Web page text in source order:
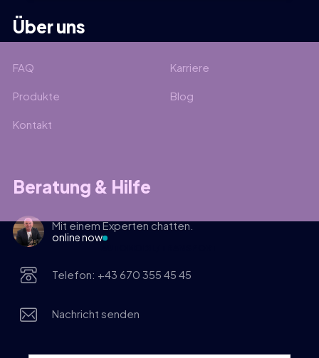
KFZPlus – Seite für Kfz-
So oder so ähnlich könnte Ihre neue Website aussehen.
Über uns
FAQ Karriere
Produkte Blog
Kontakt
Beratung & Hilfe
Mit einem Experten chatten.
online now
Telefon: +43 670 355 45 45
Nachricht senden